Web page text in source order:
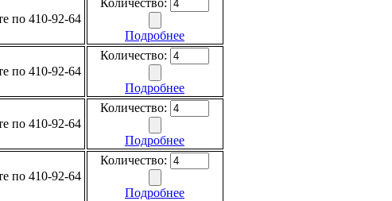
по 410-92-64
Количество:
Подробнее
по 410-92-64
Количество:
Подробнее
по 410-92-64
Количество:
Подробнее
по 410-92-64
Количество:
Подробнее